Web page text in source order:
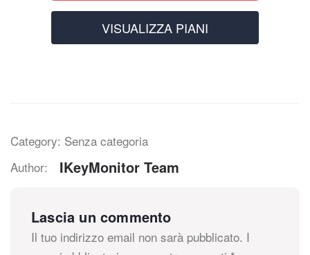
VISUALIZZA PIANI
Category: Senza categoria
Author:
IKeyMonitor Team
Lascia un commento
Il tuo indirizzo email non sarà pubblicato. I